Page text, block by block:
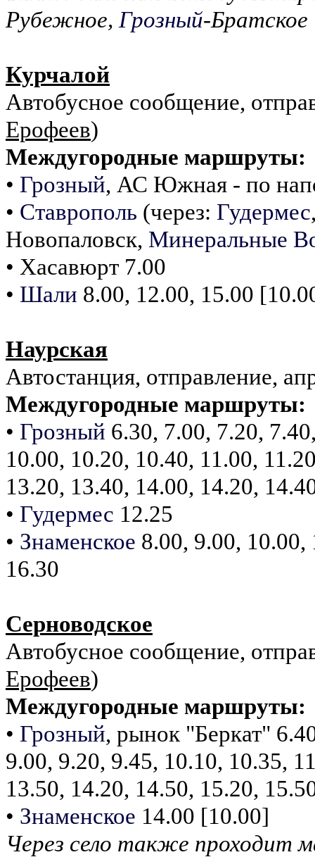
Рубежное, Грозный-Братское
Курчалой
Автобусное сообщение,
Ерофеев)
Междугородные маршруты:
• Грозный, АС Южная - по
• Ставрополь (через: Гудермес
Новопаловск, Минеральные
• Хасавюрт 7.00
• Шали 8.00, 12.00, 15.00
Наурская
Автостанция, отправление,
Междугородные маршруты:
• Грозный 6.30, 7.00, 7.20,
10.00, 10.20, 10.40, 11.00,
13.20, 13.40, 14.00, 14.20,
• Гудермес 12.25
• Знаменское 8.00, 9.00, 10.00,
16.30
Серноводское
Автобусное сообщение,
Ерофеев)
Междугородные маршруты:
• Грозный, рынок "Беркат"
9.00, 9.20, 9.45, 10.10, 10.35,
13.50, 14.20, 14.50, 15.20,
• Знаменское 14.00 [10.00]
Через село также